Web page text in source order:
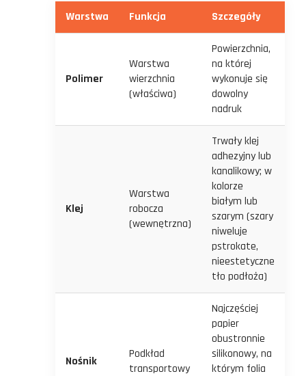
Warstwa Funkcja Szczegóły
Polimer
Warstwa
wierzchnia
(właściwa)
Powierzchnia,
na której
wykonuje się
dowolny
nadruk
Klej
Warstwa
robocza
(wewnętrzna)
Trwały klej
adhezyjny lub
kanalikowy; w
kolorze
białym lub
szarym (szary
niweluje
pstrokate,
nieestetyczne
tło podłoża)
Nośnik
Podkład
transportowy
Najczęściej
papier
obustronnie
silikonowy, na
którym folia